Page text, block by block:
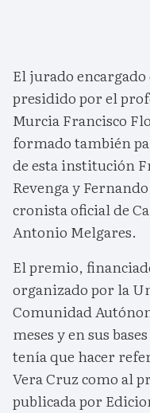
El jurado
presidido por el
Murcia Francisco
formado también
de esta institución
Revenga y
cronista oficial de
Antonio Melgares.
El premio,
organizado por la
Comunidad
meses y en sus
tenía que hacer
Vera Cruz como al
publicada por